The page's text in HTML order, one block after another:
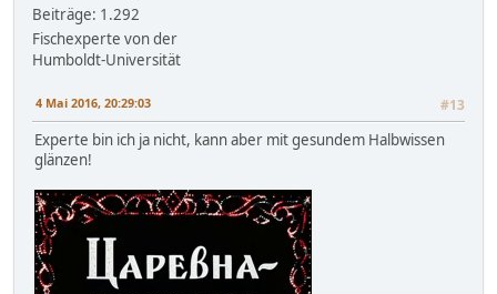
Beiträge: 1.292
Fischexperte von der
Humboldt-Universität
4 Mai 2016, 20:29:03 #13
Experte bin ich ja nicht, kann aber mit gesundem Halbwissen
glänzen!